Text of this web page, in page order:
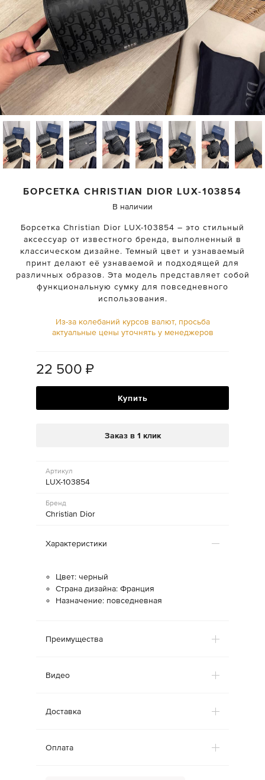
БОРСЕТКАCHRISTIAN DIOR LUX-103854
В наличии
Борсетка Christian Dior LUX-103854 – это стильный
аксессуар от известного бренда, выполненный в
классическом дизайне. Темный цвет и узнаваемый
принт делают её узнаваемой и подходящей для
различных образов. Эта модель представляет собой
функциональную сумку для повседневного
использования.
Из-за колебаний курсов валют, просьба
актуальные цены уточнять у менеджеров
22 500 ₽
Купить
Заказ в 1 клик
Артикул
LUX-103854
Бренд
Christian Dior
Характеристики
Цвет: черный
Страна дизайна: Франция
Назначение: повседневная
Преимущества
Видео
Доставка
Оплата